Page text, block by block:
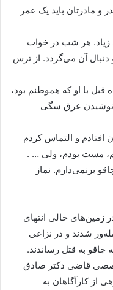
و مادرتان باید یک عمر
زیاد. هر شب در خواب
آن می‌گردد. از ترس
چگونه آشنا شدی؟ حدود ۳ماه قبل با او که هموطنم بود،
نوشیدن عرق سگی
افتادم و التماس کردم
مست بودم، ولی … .
برنمی‌دارم. نماز
خارجی در زمین‌های خالی انتهای
ایرانی حمله‌ور شدند و در نزاعی
چاقو به قتل رساندند.
قاضی دکتر صادق
کارآگاهان به